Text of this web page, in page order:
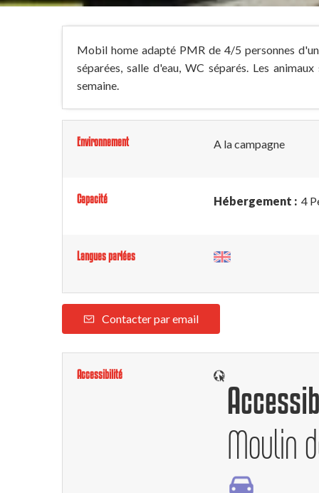
Mobil home adapté PMR de 4/5 personnes
séparées, salle d'eau, WC séparés. Les
semaine.
Environnement A la campagne
Capacité Hébergement : 4
Langues parlées
Contacter par email
Accessibilité
Moulin